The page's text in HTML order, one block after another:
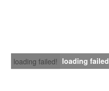
loading failed! loading